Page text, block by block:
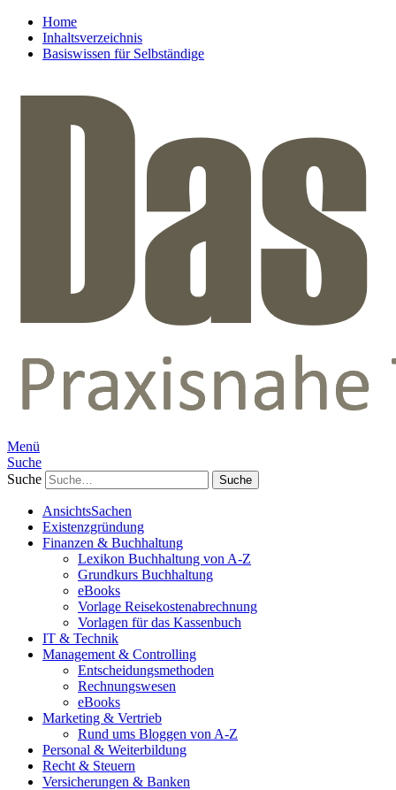
Home
Inhaltsverzeichnis
Basiswissen für Selbständige
Menü
Suche
Suche
AnsichtsSachen
Existenzgründung
Finanzen & Buchhaltung
Lexikon Buchhaltung von A-Z
Grundkurs Buchhaltung
eBooks
Vorlage Reisekostenabrechnung
Vorlagen für das Kassenbuch
IT & Technik
Management & Controlling
Entscheidungsmethoden
Rechnungswesen
eBooks
Marketing & Vertrieb
Rund ums Bloggen von A-Z
Personal & Weiterbildung
Recht & Steuern
Versicherungen & Banken